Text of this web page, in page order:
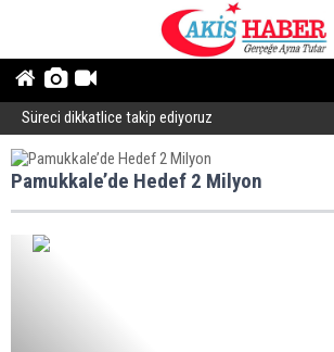
Süreci dikkatlice takip ediyoruz
Pamukkale’de Hedef 2 Milyon